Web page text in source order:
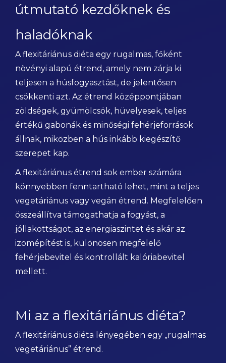
útmutató kezdőknek és
haladóknak
A flexitáriánus diéta egy rugalmas, főként
növényi alapú étrend, amely nem zárja ki
teljesen a húsfogyasztást, de jelentősen
csökkenti azt. Az étrend középpontjában
zöldségek, gyümölcsök, hüvelyesek, teljes
értékű gabonák és minőségi fehérjeforrások
állnak, miközben a hús inkább kiegészítő
szerepet kap.
A flexitáriánus étrend sok ember számára
könnyebben fenntartható lehet, mint a teljes
vegetáriánus vagy vegán étrend. Megfelelően
összeállítva támogathatja a fogyást, a
jóllakottságot, az energiaszintet és akár az
izomépítést is, különösen megfelelő
fehérjebevitel és kontrollált kalóriabevitel
mellett.
Mi az a flexitáriánus diéta?
A flexitáriánus diéta lényegében egy „rugalmas
vegetáriánus” étrend.